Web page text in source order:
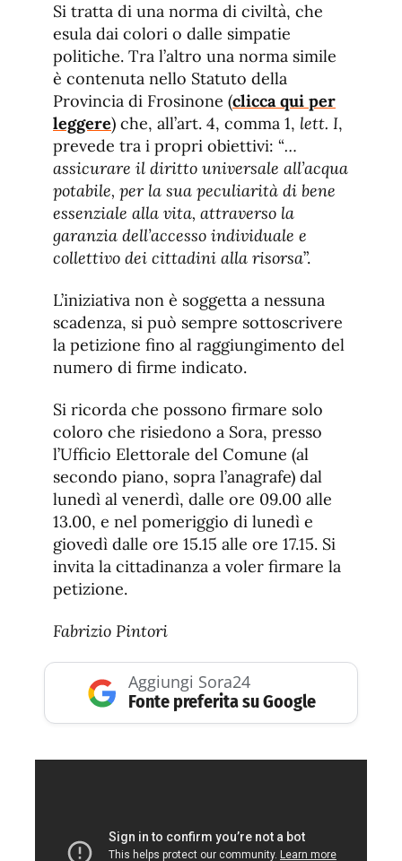
Si tratta di una norma di civiltà, che
esula dai colori o dalle simpatie
politiche. Tra l’altro una norma simile
è contenuta nello Statuto della
Provincia di Frosinone (clicca qui per
leggere) che, all’art. 4, comma 1, lett. I,
prevede tra i propri obiettivi: “…
assicurare il diritto universale all’acqua
potabile, per la sua peculiarità di bene
essenziale alla vita, attraverso la
garanzia dell’accesso individuale e
collettivo dei cittadini alla risorsa”.
L’iniziativa non è soggetta a nessuna
scadenza, si può sempre sottoscrivere
la petizione fino al raggiungimento del
numero di firme indicato.
Si ricorda che possono firmare solo
coloro che risiedono a Sora, presso
l’Ufficio Elettorale del Comune (al
secondo piano, sopra l’anagrafe) dal
lunedì al venerdì, dalle ore 09.00 alle
13.00, e nel pomeriggio di lunedì e
giovedì dalle ore 15.15 alle ore 17.15. Si
invita la cittadinanza a voler firmare la
petizione.
Fabrizio Pintori
Aggiungi Sora24
Fonte preferita su Google